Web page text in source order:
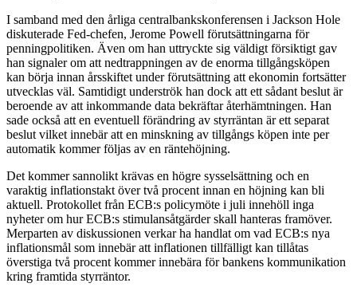
I samband med den årliga centralbankskonferensen i Jackson Hole
diskuterade Fed-chefen, Jerome Powell förutsättningarna för
penningpolitiken. Även om han uttryckte sig väldigt försiktigt gav
han signaler om att nedtrappningen av de enorma tillgångsköpen
kan börja innan årsskiftet under förutsättning att ekonomin fortsätter
utvecklas väl. Samtidigt underströk han dock att ett sådant beslut är
beroende av att inkommande data bekräftar återhämtningen. Han
sade också att en eventuell förändring av styrräntan är ett separat
beslut vilket innebär att en minskning av tillgångs köpen inte per
automatik kommer följas av en räntehöjning.
Det kommer sannolikt krävas en högre sysselsättning och en
varaktig inflationstakt över två procent innan en höjning kan bli
aktuell. Protokollet från ECB:s policymöte i juli innehöll inga
nyheter om hur ECB:s stimulansåtgärder skall hanteras framöver.
Merparten av diskussionen verkar ha handlat om vad ECB:s nya
inflationsmål som innebär att inflationen tillfälligt kan tillåtas
överstiga två procent kommer innebära för bankens kommunikation
kring framtida styrräntor.